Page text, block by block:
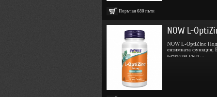
Поръчан 680 пъти
NOW L-
NOW L-OptiZinc
ензимната функция;
качество съгл ...